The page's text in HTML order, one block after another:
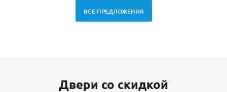
ВСЕ ПРЕДЛОЖЕНИЯ
Двери со скидкой